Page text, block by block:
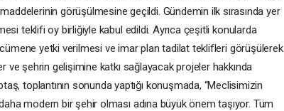
görüşülmesine geçildi. Gündemin ilk sırasında yer
teklifi oy birliğiyle kabul edildi. Ayrıca çeşitli konularda
yetki verilmesi ve imar plan tadilat teklifleri görüşülerek
ve şehrin gelişimine katkı sağlayacak projeler hakkında
toplantının sonunda yaptığı konuşmada, “Meclisimizin
modern bir şehir olması adına büyük önem taşıyor. Tüm